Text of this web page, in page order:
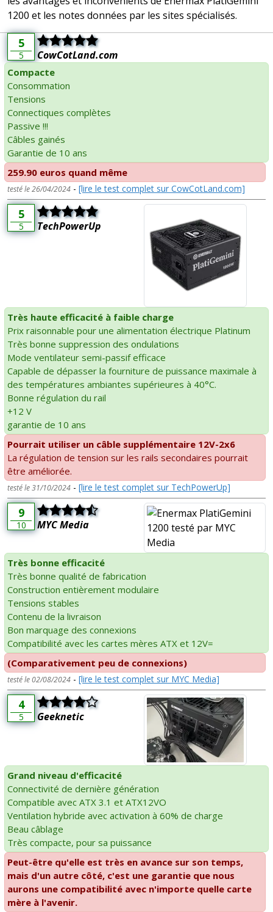
1200 et les notes données par les sites spécialisés.
5
5 CowCotLand.com
Compacte
Consommation
Tensions
Connectiques complètes
Passive !!!
Câbles gainés
Garantie de 10 ans
259.90 euros quand même
testé le 26/04/2024 - [lire le test complet sur CowCotLand.com]
5
5 TechPowerUp
Très haute efficacité à faible charge
Prix raisonnable pour une alimentation électrique Platinum
Très bonne suppression des ondulations
Mode ventilateur semi-passif efficace
Capable de dépasser la fourniture de puissance maximale à
des températures ambiantes supérieures à 40°C.
Bonne régulation du rail
+12 V
garantie de 10 ans
Pourrait utiliser un câble supplémentaire 12V-2x6
La régulation de tension sur les rails secondaires pourrait
être améliorée.
testé le 31/10/2024 - [lire le test complet sur TechPowerUp]
9
10 MYC Media
Très bonne efficacité
Très bonne qualité de fabrication
Construction entièrement modulaire
Tensions stables
Contenu de la livraison
Bon marquage des connexions
Compatibilité avec les cartes mères ATX et 12V=
(Comparativement peu de connexions)
testé le 02/08/2024 - [lire le test complet sur MYC Media]
4
5 Geeknetic
Grand niveau d'efficacité
Connectivité de dernière génération
Compatible avec ATX 3.1 et ATX12VO
Ventilation hybride avec activation à 60% de charge
Beau câblage
Très compacte, pour sa puissance
Peut-être qu'elle est très en avance sur son temps,
mais d'un autre côté, c'est une garantie que nous
aurons une compatibilité avec n'importe quelle carte
mère à l'avenir.